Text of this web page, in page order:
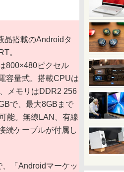
搭載のAndroidタ
。
800×480ピクセル
容量式。搭載CPUは
メモリはDDR2 256
で、最大8GBまで
能。無線LAN、有線
続ケーブルが付属し
「Androidマーケッ